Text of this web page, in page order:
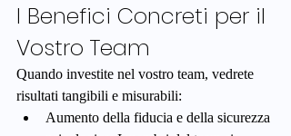
I Benefici Concreti per il
Vostro Team
Quando investite nel vostro team, vedrete
risultati tangibili e misurabili:
Aumento della fiducia e della sicurezza